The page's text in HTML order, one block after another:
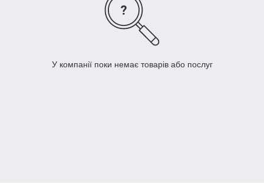
У компанії поки немає товарів або послуг